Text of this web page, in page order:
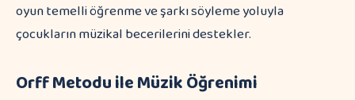
oyun temelli öğrenme ve şarkı söyleme yoluyla
çocukların müzikal becerilerini destekler.
Orff Metodu ile Müzik Öğrenimi